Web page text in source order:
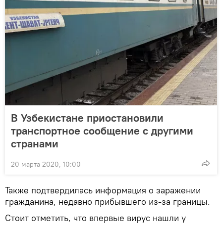
В Узбекистане приостановили
транспортное сообщение с другими
странами
20 марта 2020, 10:00
Также подтвердилась информация о заражении
гражданина, недавно прибывшего из-за границы.
Стоит отметить, что впервые вирус нашли у